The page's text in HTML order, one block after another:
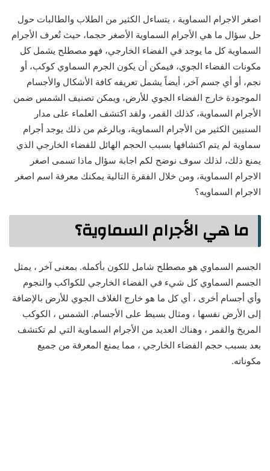
اصغر الاجرام السماوية ، يتساءل الكثير من الطلاب والطالبات حول
حل سؤال ما هي الأجرام السماوية الأصغر حجما، حيث تُعرف الأجرام
السماوية كل ما يوجد في الفضاء الخارجي، فهو مصطلح يشمل كل
مكونات الفضاء الجوي، فيمكن أن يكون الجرم السماوي كوكب، أو
نجم، أو أي جسم آخر، أيضاً يشمل تعريفه كافة الأشكال والأجسام
الموجودة خارج الفضاء الجوي للأرض، ويمكن تصنيف الشمس ضمن
الأجرام السماوية، كذلك القمر، ولقد اكتشف العلماء على مدار
السنيين الكثير من الأجرام السماوية، وبالرغم من ذلك يوجد أجرام
سماوية لم يتم اكتشافها بسبب الحجم الهائل للفضاء الخارجي الذي
يمنع ذلك، لذلك سوف نوضح لكم اجابة سؤال ماذا تسمى اصغر
الاجرام السماوية، ومن خلال الفقرة التالية يمكنك معرفة اسم اصغر
الاجرام السماويه؟
ما هي الأجرام السماوية؟
الجسم السماوي هو مصطلح شامل للكون بأكمله. بمعنى آخر ، يمثل
الجسم السماوي كل شيء في الفضاء الخارجي للكواكب والنجوم
وأي أجسام أخرى ، أي كل ما هو خارج الغلاف الجوي للأرض بالإضافة
إلى الأرض نفسها ، ومثال بسيط على الأجسام. الشمس ، الكوكب
المريخ والقمر ، وهناك العديد من الأجرام السماوية التي لم تكتشف
بعد بسبب حجم الفضاء الخارجي ، مما يمنع المعرفة من جميع
مكوناته.